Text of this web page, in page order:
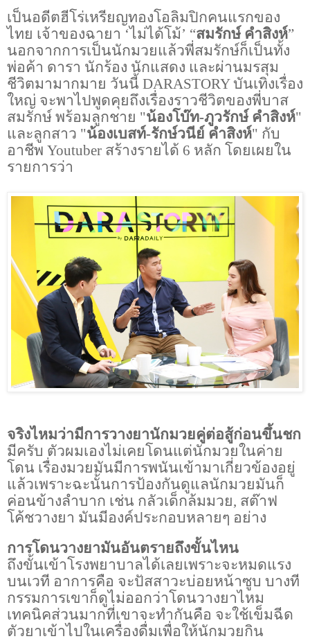
เป็นอดีตฮีโร่เหรียญทองโอลิมปิกคนแรกของ
ไทย เจ้าของฉายา ‘ไม่ได้โม้’ “สมรักษ์ คำสิงห์”
นอกจากการเป็นนักมวยแล้วพี่สมรักษ์ก็เป็นทั้ง
พ่อค้า ดารา นักร้อง นักแสดง และผ่านมรสุม
ชีวิตมามากมาย วันนี้ DARASTORY บันเทิงเรื่อง
ใหญ่ จะพาไปพูดคุยถึงเรื่องราวชีวิตของพี่บาส
สมรักษ์ พร้อมลูกชาย "น้องโบ๊ท-ภูวรักษ์ คำสิงห์"
และลูกสาว "น้องเบสท์-รักษ์วนีย์ คำสิงห์" กับ
อาชีพ Youtuber สร้างรายได้ 6 หลัก โดยเผยใน
รายการว่า
จริงไหมว่ามีการวางยานักมวยคู่ต่อสู้ก่อนขึ้นชก
มีครับ ตัวผมเองไม่เคยโดนแต่นักมวยในค่าย
โดน เรื่องมวยมันมีการพนันเข้ามาเกี่ยวข้องอยู่
แล้วเพราะฉะนั้นการป้องกันดูแลนักมวยมันก็
ค่อนข้างลำบาก เช่น กลัวเด็กล้มมวย, สต๊าฟ
โค้ชวางยา มันมีองค์ประกอบหลายๆ อย่าง
การโดนวางยามันอันตรายถึงขั้นไหน
ถึงขั้นเข้าโรงพยาบาลได้เลยเพราะจะหมดแรง
บนเวที อาการคือ จะปัสสาวะบ่อยหน้าซูบ บางที
กรรมการเขาก็ดูไม่ออกว่าโดนวางยาไหม
เทคนิคส่วนมากที่เขาจะทำกันคือ จะใช้เข็มฉีด
ตัวยาเข้าไปในเครื่องดื่มเพื่อให้นักมวยกิน